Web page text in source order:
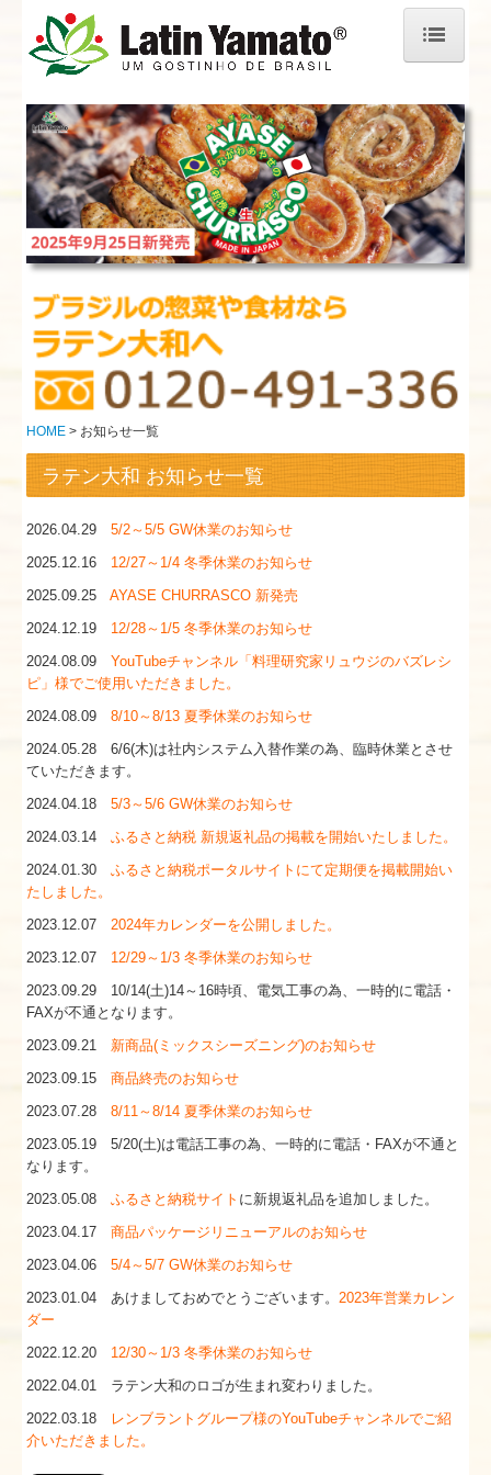
企業情報
こだわりのハンドメイド
商品情報
AYASE CHURRASCO
リングイッサ調理方法
オンラインストア
通販 ご利用ガイド
直売所-hALO PRATI-
ブラジル料理と食文化
業者向け注文ページ
お問合せ
お取り扱い店舗紹介
HOME お知らせ一覧
ラテン大和 お知らせ一覧
2026.04.295/2～5/5 GW休業のお知らせ
2025.12.16 12/27～1/4 冬季休業のお知らせ
2025.09.25AYASE CHURRASCO 新発売
2024.12.19 12/28～1/5 冬季休業のお知らせ
2024.08.09YouTubeチャンネル「料理研究家リュウジのバズレシ
ピ」様でご使用いただきました。
2024.08.098/10～8/13 夏季休業のお知らせ
2024.05.28 6/6(木)は社内システム入替作業の為、臨時休業とさせ
ていただきます。
2024.04.185/3～5/6 GW休業のお知らせ
2024.03.14ふるさと納税 新規返礼品の掲載を開始いたしました。
2024.01.30ふるさと納税ポータルサイトにて定期便を掲載開始い
たしました。
2023.12.07 2024年カレンダーを公開しました。
2023.12.07 12/29～1/3 冬季休業のお知らせ
2023.09.29 10/14(土)14～16時頃、電気工事の為、一時的に電話・
FAXが不通となります。
2023.09.21 新商品(ミックスシーズニング)のお知らせ
2023.09.15商品終売のお知らせ
2023.07.288/11～8/14 夏季休業のお知らせ
2023.05.19 5/20(土)は電話工事の為、一時的に電話・FAXが不通と
なります。
2023.05.08ふるさと納税サイト に新規返礼品を追加しました。
2023.04.17商品パッケージリニューアルのお知らせ
2023.04.065/4～5/7 GW休業のお知らせ
2023.01.04 あけましておめでとうございます。 2023年営業カレン
ダー
2022.12.20 12/30～1/3 冬季休業のお知らせ
2022.04.01 ラテン大和のロゴが生まれ変わりました。
2022.03.18
レンブラントグループ様のYouTubeチャンネルでご紹
介いただきました。